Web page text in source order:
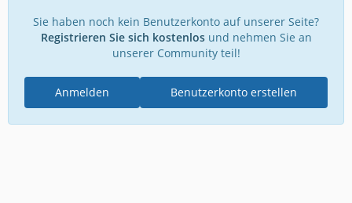
Sie haben noch kein Benutzerkonto auf unserer Seite?
Registrieren Sie sich kostenlosund nehmen Sie an
unserer Community teil!
Benutzerkonto erstellen
Anmelden